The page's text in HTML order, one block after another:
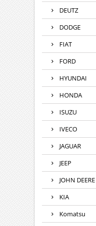
DEUTZ
DODGE
FIAT
FORD
HYUNDAI
HONDA
ISUZU
IVECO
JAGUAR
JEEP
JOHN DEERE
KIA
Komatsu